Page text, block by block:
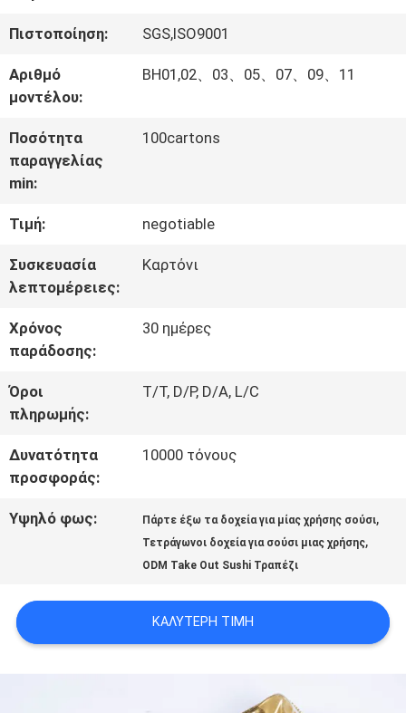
ΕΡΓΟΣΤΑΣΊΩΝ
ΠΟΙΟΤΙΚΌΣ
ΈΛΕΓΧΟΣ
ΜΑΣ
ΕΛΆΤΕ
ΣΕ
ΕΠΑΦΉ
ΜΕ
ΕΙΔΉΣΕΙΣ
SITEMAP
Πιστοποίηση: SGS,ISO9001
Αριθμό
μοντέλου:
BH01,02、03、05、07、09、11
Ποσότητα
παραγγελίας
min:
100cartons
Τιμή: negotiable
Συσκευασία
λεπτομέρειες:
Καρτόνι
Χρόνος
παράδοσης:
30 ημέρες
Όροι
πληρωμής:
T/T, D/P, D/A, L/C
Δυνατότητα
προσφοράς:
10000 τόνους
Υψηλό φως: Πάρτε έξω τα δοχεία για μίας χρήσης σούσι,
Τετράγωνοι δοχεία για σούσι μιας χρήσης,
ODM Take Out Sushi Τραπέζι
ΚΑΛΎΤΕΡΗ ΤΙΜΉ